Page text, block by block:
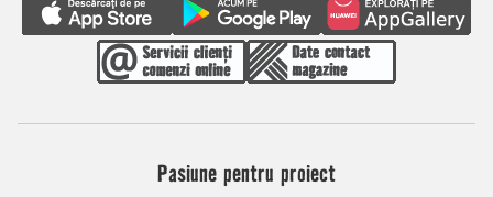
Pasiune pentru proiect